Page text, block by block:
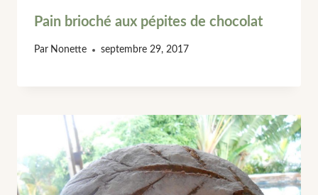
Pain brioché aux pépites de chocolat
Par Nonette septembre 29, 2017